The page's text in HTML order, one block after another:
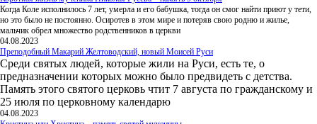
Когда Коле исполнилось 7 лет, умерла и его бабушка, тогда он смог найти приют у тети,
но это было не постоянно. Осиротев в этом мире и потеряв свою родню и жилье,
мальчик обрел множество родственников в церкви
04.08.2023
Преподобный Макарий Желтоводский, новый Моисей Руси
Среди святых людей, которые жили на Руси, есть те, о
предназначении которых можно было предвидеть с детства.
Память этого святого церковь чтит 7 августа по гражданскому и
25 июля по церковному календарю
04.08.2023